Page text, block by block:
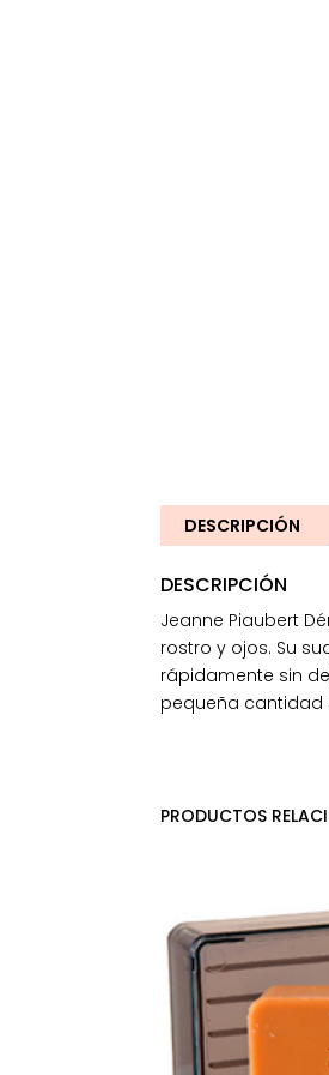
DESCRIPCIÓN
DESCRIPCIÓN
Jeanne Piaubert
rostro y ojos. Su
rápidamente sin
pequeña cantidad
PRODUCTOS